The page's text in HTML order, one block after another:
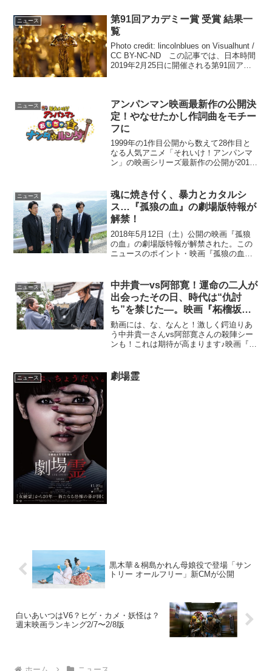
グコミック『ARIA』。水の星・ア...
ニュース
第91回アカデミー賞 受賞 結果一
覧
Photo credit: lincolnblues on Visualhunt /
CC BY-NC-ND この記事では、日本時間
2019年2月25日に開催される第91回アカ
ニュース
アンパンマン映画最新作の公開決
定！やなせたかし作詞曲をモチー
フに
1999年の1作目公開から数えて28作目と
なる人気アニメ「それいけ！アンパンマ
ン」の映画シリーズ最新作の公開が2016
ン おもちゃの星のナンダとルンダ』と
なることが解...
ニュース
魂に焼き付く、暴力とカタルシ
ス…『孤狼の血』の劇場版特報が
解禁！
2018年5月12日（土）公開の映画『孤狼
の血』の劇場版特報が解禁された。この
ニュースのポイント・映画『孤狼の血』
血』は2018年5月12日（土）公開■『孤狼
の...
ニュース
中井貴一vs阿部寛！運命の二人が
出会ったその日、時代は“仇討
ち”を禁じた―。映画『柘榴坂の
仇討』予告編動画が公開！
動画には、な、なんと！激しく鍔迫りあ
う中井貴一さんvs阿部寛さんの殺陣シー
ンも！これは期待が高まります♪映画『柘
ニュース 劇場霊
黒木華＆桐島かれん母娘役で登場「サン
トリー オールフリー」新CMが公開
白いあいつはV6？ヒゲ・カメ・妖怪は？
週末映画ランキング2/7〜2/8版